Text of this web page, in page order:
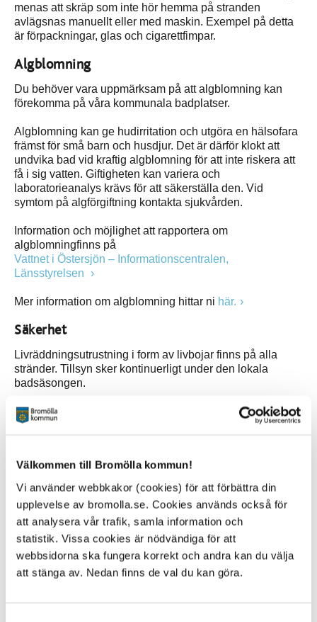
Välkommen till Bromölla kommun!
Vi använder webbkakor (cookies) för att förbättra din
upplevelse av bromolla.se. Cookies används också för
att analysera vår trafik, samla information och
statistik. Vissa cookies är nödvändiga för att
webbsidorna ska fungera korrekt och andra kan du välja
att stänga av. Nedan finns de val du kan göra.
menas att skräp som inte hör hemma på stranden
avlägsnas manuellt eller med maskin. Exempel på detta
är förpackningar, glas och cigarettfimpar.
Algblomning
Du behöver vara uppmärksam på att algblomning kan
förekomma på våra kommunala badplatser.
Algblomning kan ge hudirritation och utgöra en hälsofara
främst för små barn och husdjur. Det är därför klokt att
undvika bad vid kraftig algblomning för att inte riskera att
få i sig vatten. Giftigheten kan variera och
laboratorieanalys krävs för att säkerställa den. Vid
symtom på algförgiftning kontakta sjukvården.
Information och möjlighet att rapportera om
algblomningfinns på
Vattnet i Östersjön – Informationscentralen,
Länsstyrelsen
Mer information om algblomning hittar ni här.
Säkerhet
Livräddningsutrustning i form av livbojar finns på alla
stränder. Tillsyn sker kontinuerligt under den lokala
badsäsongen.
Speciella nödtelefoner anses inte vara ett behov då
mobiltelefoni är utbredd och fungerar utmed hela
livräddare.
Alla kommunala badplatser har en unik adress och är
tillgängliga för räddningsfordon. Räddningstjänsten har
koordinater och adress för varje badplats i sina
navigationssystem.
Tänk på att parkera så att räddningsfordon kommer fram
vid ett eventuellt tillbud.